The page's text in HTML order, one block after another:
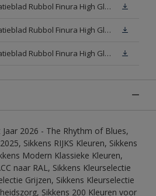
Veiligheidsinformatieblad Rubbol Finura High Gloss W05 (MSDS)
Veiligheidsinformatieblad Rubbol Finura High Gloss White (MSDS)
Veiligheidsinformatieblad Rubbol Finura High Gloss N00 (MSDS)
2026 - The Rhythm of Blues,
Sikkens RIJKS Kleuren, Sikkens
Modern Klassieke Kleuren,
naar RAL, Sikkens Kleurselectie
Grijzen, Sikkens Kleurselectie
Sikkens 200 Kleuren voor